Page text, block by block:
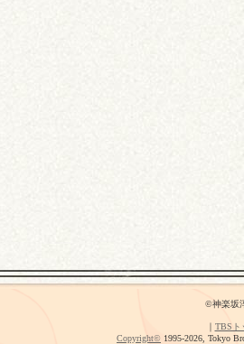
©神楽坂
｜ TBSト
Copyright© 1995-2026, Tokyo